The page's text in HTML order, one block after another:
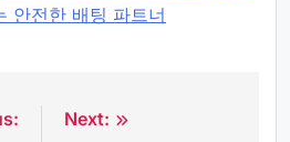
안전한 배팅 파트너
Next: